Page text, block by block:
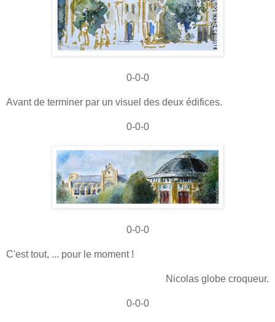
0-0-0
Avant de terminer par un visuel des deux édifices.
0-0-0
0-0-0
C'est tout, ... pour le moment !
Nicolas globe croqueur.
0-0-0